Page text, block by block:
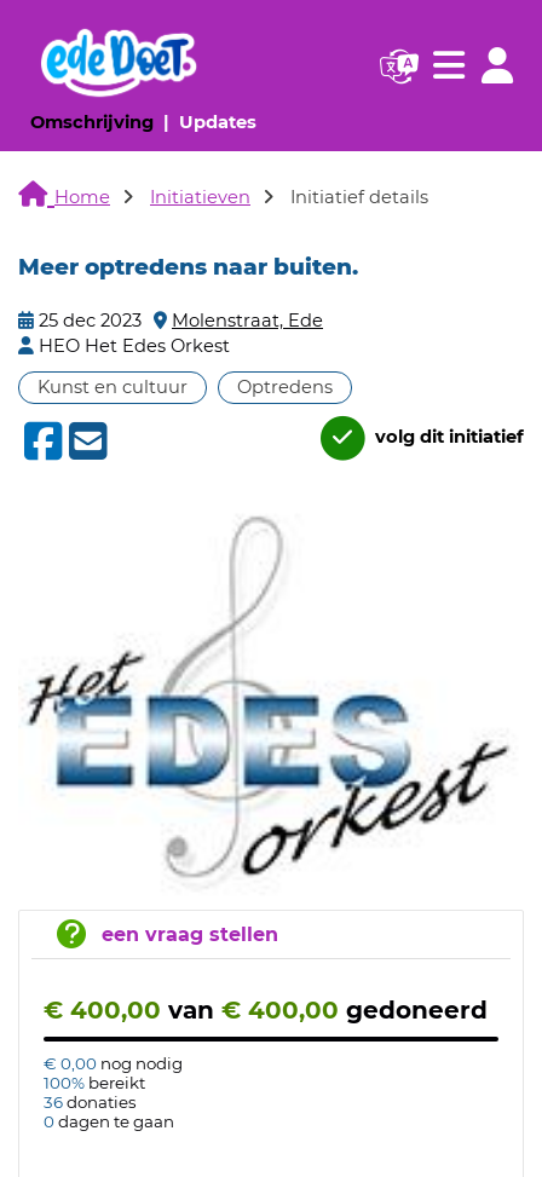
Omschrijving(huidige pagina)
Updates(huidige pagina)
Navigatie
Home Initiatieven Initiatief details
Meer optredens naar buiten.
25 dec 2023
Molenstraat, Ede
HEO Het Edes Orkest
Kunst en cultuur
Optredens
volg dit initiatief
een vraag stellen
€ 400,00 van € 400,00 gedoneerd
€ 0,00 nog nodig
100% bereikt
36donaties
0dagen te gaan